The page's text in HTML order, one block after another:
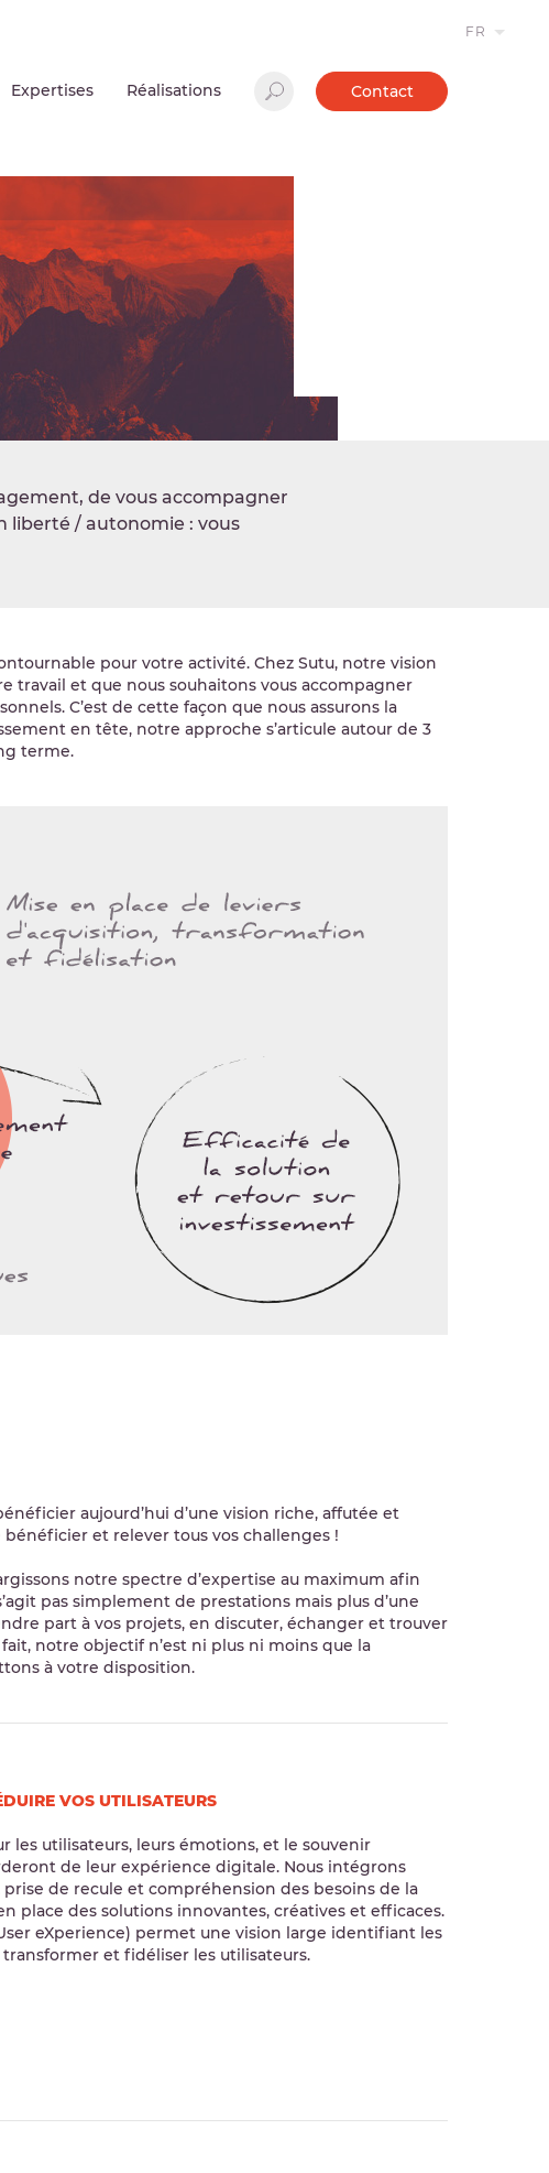
FR
Expertises Réalisations Contact
de vous accompagner
liberté / autonomie : vous
pour votre activité. Chez Sutu, notre vision
travail et que nous souhaitons vous accompagner
C’est de cette façon que nous assurons la
en tête, notre approche s’articule autour de 3
terme.
aujourd’hui d’une vision riche, affutée et
et relever tous vos challenges !
notre spectre d’expertise au maximum afin
pas simplement de prestations mais plus d’une
part à vos projets, en discuter, échanger et trouver
notre objectif n’est ni plus ni moins que la
à votre disposition.
VOS UTILISATEURS
les utilisateurs, leurs émotions, et le souvenir
de leur expérience digitale. Nous intégrons
prise de recule et compréhension des besoins de la
place des solutions innovantes, créatives et efficaces.
eXperience) permet une vision large identifiant les
et fidéliser les utilisateurs.